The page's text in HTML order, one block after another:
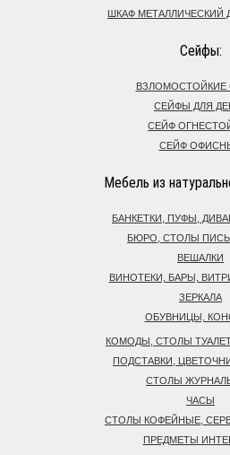
ШКАФ МЕТАЛЛИЧЕСКИЙ
Сейфы:
ВЗЛОМОСТОЙКИЕ
СЕЙФЫ ДЛЯ
СЕЙФ
СЕЙФ
Мебель из
БАНКЕТКИ, ПУФЫ,
БЮРО, СТОЛЫ
ВЕШАЛКИ
ВИНОТЕКИ, БАРЫ,
ЗЕРКАЛА
ОБУВНИЦЫ,
КОМОДЫ, СТОЛЫ
ПОДСТАВКИ,
СТОЛЫ
ЧАСЫ
СТОЛЫ КОФЕЙНЫЕ,
ПРЕДМЕТЫ